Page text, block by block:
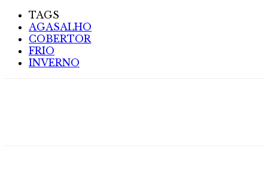
TAGS
AGASALHO
COBERTOR
FRIO
INVERNO